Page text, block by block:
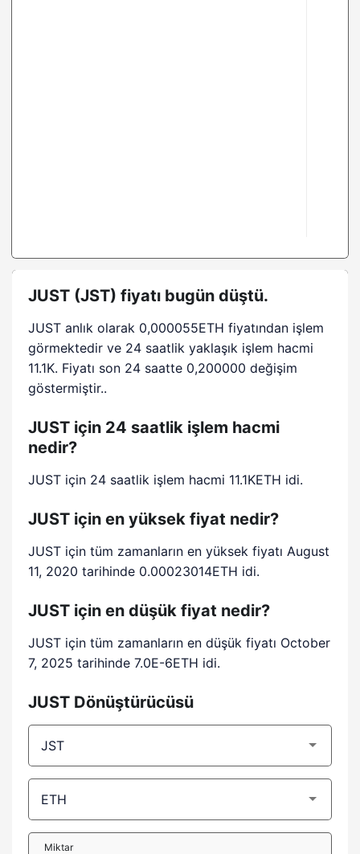
JUST (JST) fiyatı bugün düştü.
JUST anlık olarak 0,000055ETH fiyatından işlem
görmektedir ve 24 saatlik yaklaşık işlem hacmi
11.1K. Fiyatı son 24 saatte 0,200000 değişim
göstermiştir..
JUST için 24 saatlik işlem hacmi
nedir?
JUST için 24 saatlik işlem hacmi 11.1KETH idi.
JUST için en yüksek fiyat nedir?
JUST için tüm zamanların en yüksek fiyatı August
11, 2020 tarihinde 0.00023014ETH idi.
JUST için en düşük fiyat nedir?
JUST için tüm zamanların en düşük fiyatı October
7, 2025 tarihinde 7.0E-6ETH idi.
JUST Dönüştürücüsü
Miktar